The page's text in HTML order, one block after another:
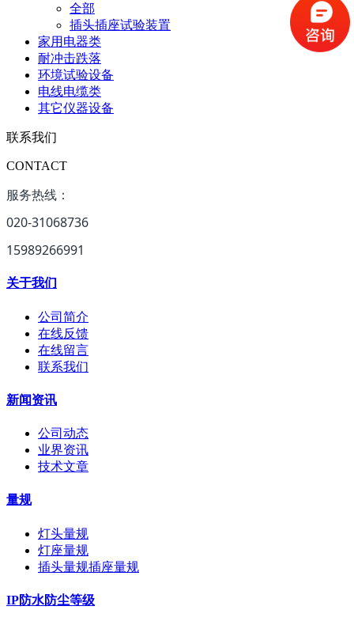
全部
插头插座试验装置
家用电器类
耐冲击跌落
环境试验设备
电线电缆类
其它仪器设备
联系我们
CONTACT
服务热线：
020-31068736
15989266991
关于我们
公司简介
在线反馈
在线留言
联系我们
新闻资讯
公司动态
业界资讯
技术文章
量规
灯头量规
灯座量规
插头量规插座量规
IP防水防尘等级